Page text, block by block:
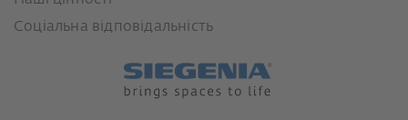
Соціальна відповідальність